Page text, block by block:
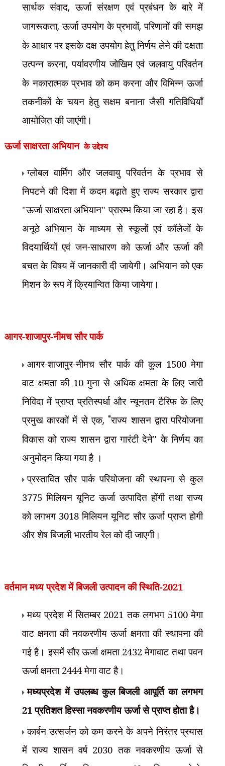
सार्थक संवाद,ऊर्जा संरक्षण एवं प्रबंधन के बारे में
जागरूकता,ऊर्जा उपयोग के प्रभावों,परिणामों की समझ
के आधार पर इसके दक्ष उपयोग हेतु निर्णय लेने की दक्षता
उत्पन्न करना,पर्यावरणीय जोखिम एवं जलवायु परिवर्तन
के नकारात्मक प्रभाव को कम करना और विभिन्न ऊर्जा
तकनीकों के चयन हेतु सक्षम बनाना जैसी गतिविधियाँ
आयोजित की जाएंगी।
ऊर्जा साक्षरता अभियान के उद्देश्य
ग्लोबल वार्मिंग और जलवायु परिवर्तन के प्रभाव से
निपटने की दिशा में कदम बढ़ाते हुए राज्य सरकार द्वारा
"ऊर्जा साक्षरता अभियान" प्रारम्भ किया जा रहा है। इस
अनूठे अभियान के माध्यम से स्कूलों एवं कॉलेजों के
विदयार्थियों एवं जन-साधारण को ऊर्जा और ऊर्जा की
बचत के विषय में जानकारी दी जायेगी। अभियान को एक
मिशन के रूप में क्रियान्वित किया जायेगा।
आगर-शाजापुर-नीमच सौर पार्क
आगर-शाजापुर-नीमच सौर पार्क की कुल 1500 मेगा
वाट क्षमता की 10 गुना से अधिक क्षमता के लिए जारी
निविदा में प्राप्त प्रतिस्पर्धा और न्यूनतम टैरिफ के लिए
प्रमुख कारकों में से एक, "राज्य शासन द्वारा परियोजना
विकास को राज्य शासन द्वारा गारंटी देने" के निर्णय का
अनुमोदन कियागया है ।
प्रस्तावित सौर पार्क परियोजना की स्थापना से कुल
3775 मिलियन यूनिट ऊर्जा उत्पादित होंगी तथा राज्य
को लगभग 3018 मिलियन यूनिट सौर ऊर्जा प्राप्त होगी
और शेष बिजली भारतीय रेल को दी जाएगी।
वर्तमान मध्य प्रदेश में बिजली उत्पादन की स्थिति-2021
मध्यप्रदेश में सितम्बर 2021 तक लगभग 5100 मेगा
वाट क्षमता की नवकरणीय ऊर्जा क्षमता की स्थापना की
गई है। इसमें सौर ऊर्जा क्षमता 2432 मेगावाट तथा पवन
ऊर्जा क्षमता 2444 मेगा वाट है।
मध्यप्रदेश में उपलब्ध कुल बिजली आपूर्ति का लगभग
21 प्रतिशत हिस्सा नवकरणीय ऊर्जा से प्राप्त होता है।
कार्बन उत्सर्जन को कम करने के अपने निरंतर प्रयास
में राज्य शासन वर्ष 2030 तक नवकरणीय ऊर्जा से